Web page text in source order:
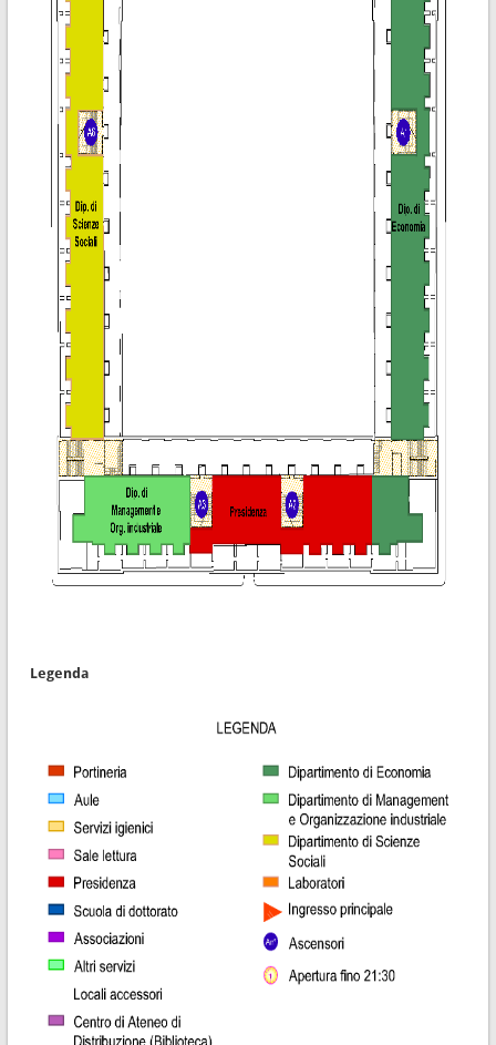
Legenda